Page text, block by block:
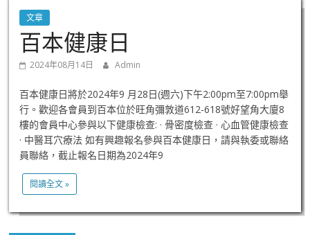
文章
百本健康日
2024年08月14日 Admin
百本健康日將於2024年9 月28日(週六)下午2:00pm至7:00pm舉
行。歡迎各會員到百本位於旺角彌敦道612-618號好望角大廈8
樓的會員中心參與以下健康檢查: · 骨密度檢查 · 心血管健康檢查
· 中醫耳穴療法 如有興趣報名參與百本健康日，請與執委或聯絡
員聯絡，截止報名日期為2024年9
閱讀全文 »